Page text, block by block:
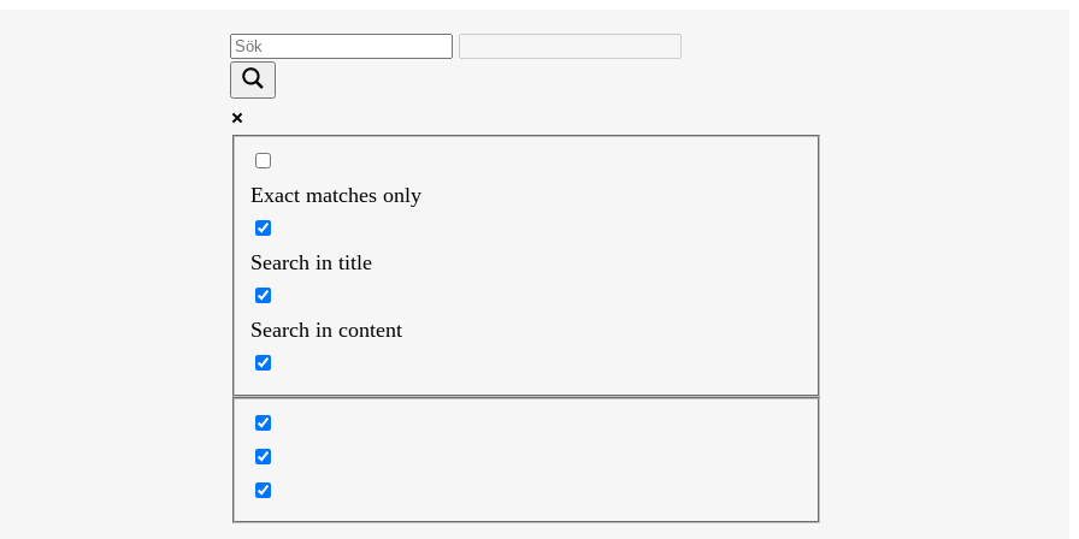
Exact matches only
Search in title
Search in content